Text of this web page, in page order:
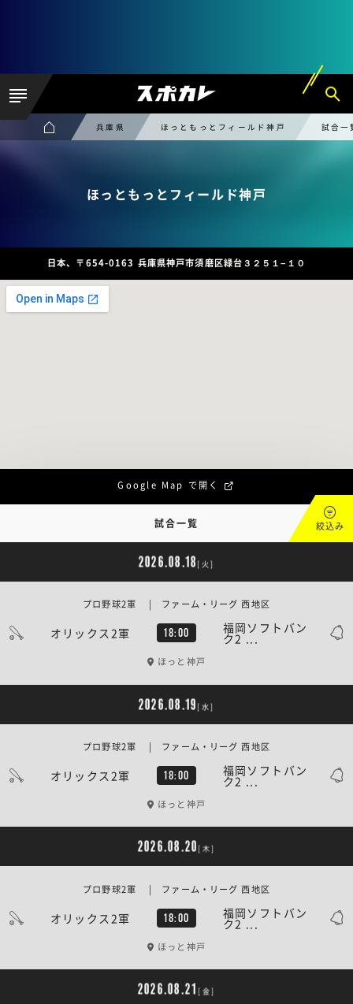
兵庫県 ほっともっとフィールド神戸 試合一
ほっともっとフィールド神戸
日本、〒654-0163 兵庫県神戸市須磨区緑台３２５１−１０
Google Map で開く
試合一覧 絞込み
2026.08.18 [火]
オリックス2軍 18:00 福岡ソフトバン
ク2 ...
プロ野球2軍 | ファーム・リーグ 西地区
ほっと神戸
2026.08.19 [水]
オリックス2軍 18:00 福岡ソフトバン
ク2 ...
プロ野球2軍 | ファーム・リーグ 西地区
ほっと神戸
2026.08.20 [木]
オリックス2軍 18:00 福岡ソフトバン
ク2 ...
プロ野球2軍 | ファーム・リーグ 西地区
ほっと神戸
2026.08.21 [金]